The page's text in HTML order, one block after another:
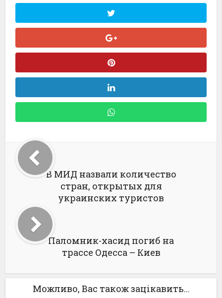
В МИД назвали количество
стран, открытых для
украинских туристов
Паломник-хасид погиб на
трассе Одесса – Киев
Можливо, Вас також зацікавить...